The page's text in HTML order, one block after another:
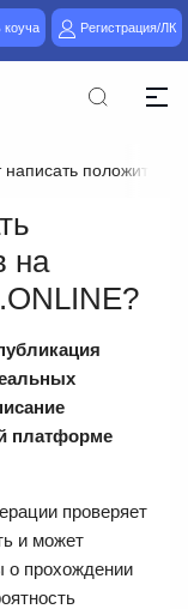
коуча Регистрация/ЛК
написать
на
платформе
проверяет
и может
о прохождении